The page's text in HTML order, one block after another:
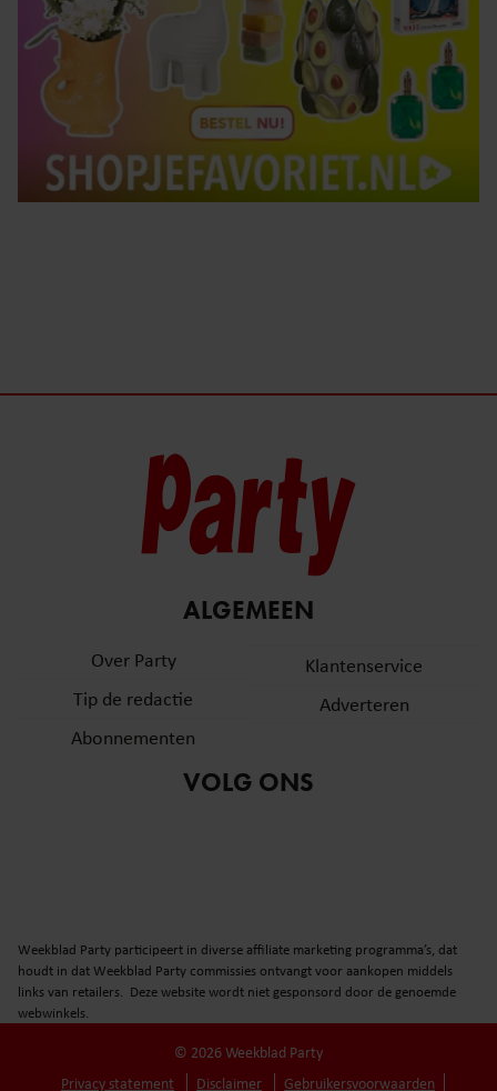
ALGEMEEN
Over Party
Tip de redactie
Abonnementen
Klantenservice
Adverteren
VOLG ONS
Weekblad Party participeert in diverse affiliate marketing programma’s, dat
houdt in dat Weekblad Party commissies ontvangt voor aankopen middels
links van retailers. Deze website wordt niet gesponsord door de genoemde
webwinkels.
© 2026 Weekblad Party
Privacy statement
Disclaimer Gebruikersvoorwaarden